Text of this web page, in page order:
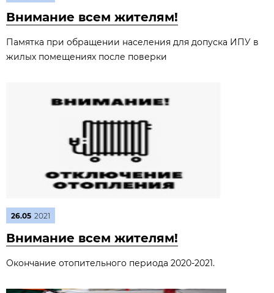
Внимание всем жителям!
Памятка при обращении населения для допуска ИПУ в
жилых помещениях после поверки
26.05 2021
Внимание всем жителям!
Окончание отопительного периода 2020-2021.